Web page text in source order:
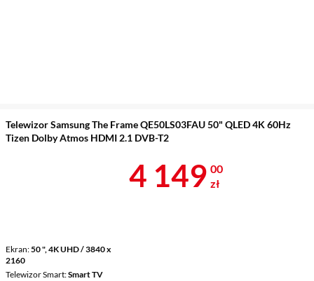
Telewizor Samsung The Frame QE50LS03FAU 50" QLED 4K 60Hz
Tizen Dolby Atmos HDMI 2.1 DVB-T2
Ekran 50 ", 4K UHD / 3840 x
2160
Telewizor Smart Smart TV
Cena 4 149 zł
4 149 00
zł